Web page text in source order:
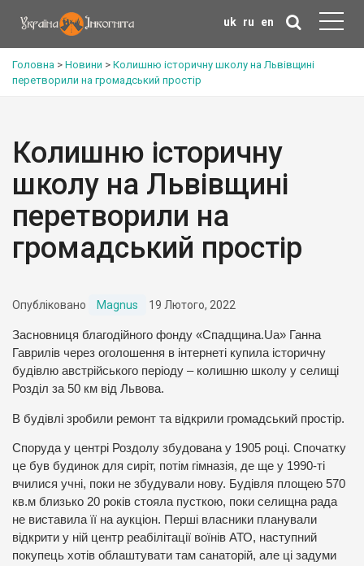
uk ru en
Головна > Новини > Колишню історичну школу на Львівщині
перетворили на громадський простір
Колишню історичну
школу на Львівщині
перетворили на
громадський простір
Опубліковано Magnus 19 Лютого, 2022
Засновниця благодійного фонду «Спадщина.Ua» Ганна
Гаврилів через оголошення в інтернеті купила історичну
будівлю австрійського періоду – колишню школу у селищі
Розділ за 50 км від Львова.
В будівлі зробили ремонт та відкрили громадський простір.
Споруда у центрі Роздолу збудована у 1905 році. Спочатку
це був будинок для сиріт, потім гімназія, де ще у 1990-ті
вчилися учні, поки не збудували нову. Будівля площею 570
кв.м близько 20 років стояла пусткою, поки селищна рада
не виставила її на аукціон. Перші власники планували
відкрити у ній центр реабілітації воїнів АТО, наступний
покупець хотів облаштувати там санаторій, але ці задуми